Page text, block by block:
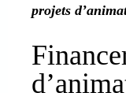
projets